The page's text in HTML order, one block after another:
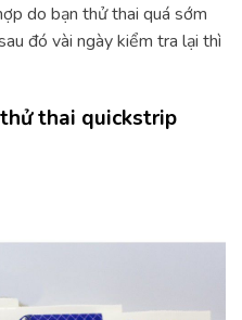
do bạn thử thai quá sớm
đó vài ngày kiểm tra lại thì
thai quickstrip